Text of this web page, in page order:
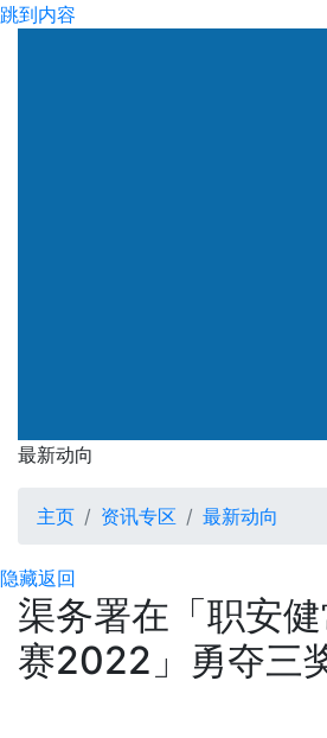
跳到内容
最新动向
最新动向
主页 资讯专区 最新动向
隐藏返回
渠务署在「职安
赛2022」勇夺三